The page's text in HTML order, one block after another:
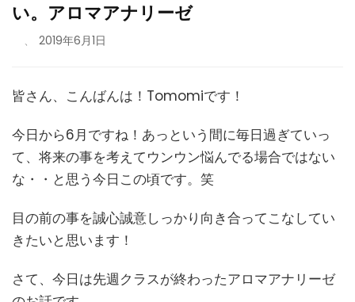
い。アロマアナリーゼ
、 2019年6月1日
皆さん、こんばんは！Tomomiです！
今日から6月ですね！あっという間に毎日過ぎていっ
て、将来の事を考えてウンウン悩んでる場合ではない
な・・と思う今日この頃です。笑
目の前の事を誠心誠意しっかり向き合ってこなしてい
きたいと思います！
さて、今日は先週クラスが終わったアロマアナリーゼ